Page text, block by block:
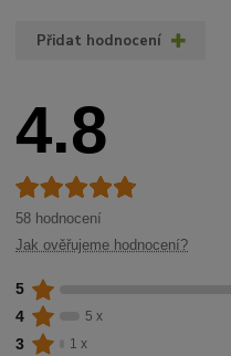
Přidat hodnocení
4.8
58 hodnocení
Jak ověřujeme hodnocení?
5
4 5 x
3 1 x